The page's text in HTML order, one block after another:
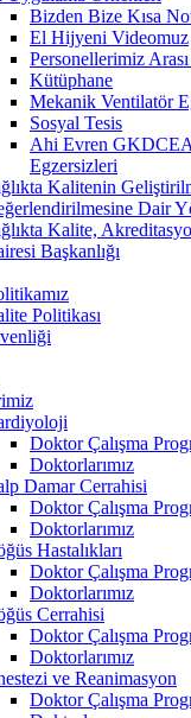
Bizden Bize Kısa
El Hijyeni Videomuz
Personellerimiz Arası
Kütüphane
Mekanik Ventilatör
Sosyal Tesis
Ahi Evren
Egzersizleri
Kalitenin
Dair
Kalite,
Başkanlığı
Politikası
Doktor Çalışma
Doktorlarımız
Damar Cerrahisi
Doktor Çalışma
Doktorlarımız
Hastalıkları
Doktor Çalışma
Doktorlarımız
Cerrahisi
Doktor Çalışma
Doktorlarımız
ve Reanimasyon
Doktor Çalışma